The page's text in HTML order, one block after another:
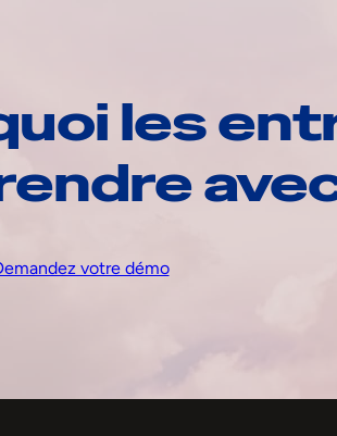
les
votre démo